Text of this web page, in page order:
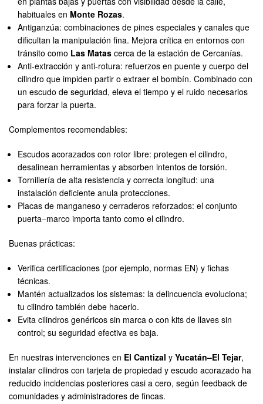
habituales en Monte Rozas.
Antiganzúa: combinaciones de pines especiales y canales que
dificultan la manipulación fina. Mejora crítica en entornos con
tránsito como Las Matas cerca de la estación de Cercanías.
Anti-extracción y anti-rotura: refuerzos en puente y cuerpo del
cilindro que impiden partir o extraer el bombín. Combinado con
un escudo de seguridad, eleva el tiempo y el ruido necesarios
para forzar la puerta.
Complementos recomendables:
Escudos acorazados con rotor libre: protegen el cilindro,
desalinean herramientas y absorben intentos de torsión.
Tornillería de alta resistencia y correcta longitud: una
instalación deficiente anula protecciones.
Placas de manganeso y cerraderos reforzados: el conjunto
puerta–marco importa tanto como el cilindro.
Buenas prácticas:
Verifica certificaciones (por ejemplo, normas EN) y fichas
técnicas.
Mantén actualizados los sistemas: la delincuencia evoluciona;
tu cilindro también debe hacerlo.
Evita cilindros genéricos sin marca o con kits de llaves sin
control; su seguridad efectiva es baja.
En nuestras intervenciones en El Cantizal y Yucatán–El Tejar,
instalar cilindros con tarjeta de propiedad y escudo acorazado ha
reducido incidencias posteriores casi a cero, según feedback de
comunidades y administradores de fincas.